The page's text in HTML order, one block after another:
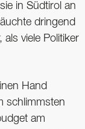
in Südtirol an
dringend
als viele Politiker
Hand
schlimmsten
am